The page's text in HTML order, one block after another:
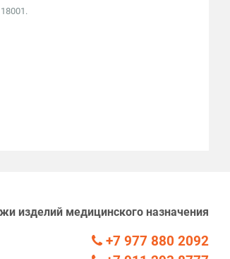
изделий медицинского назначения
+7 977 880 2092